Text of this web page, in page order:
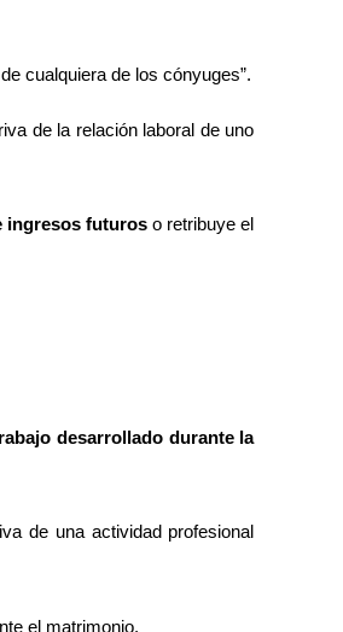
cualquiera de los cónyuges”.
de la relación laboral de uno
ingresos futuros o retribuye el
desarrollado durante la
de una actividad profesional
el matrimonio.